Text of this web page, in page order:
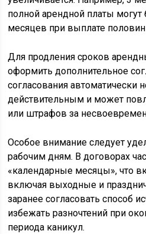
полной арендной платы
месяцев при выплате
Для продления сроков
оформить дополнительное
согласования автоматически
действительным и может
или штрафов за
Особое внимание следует
рабочим дням. В договорах
«календарные месяцы», что
включая выходные и
заранее согласовать способ
избежать разночтений при
периода каникул.